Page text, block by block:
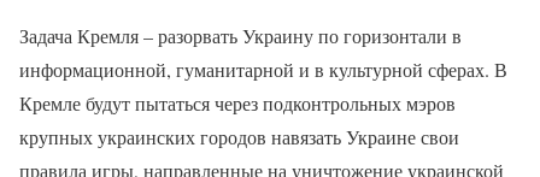
Задача Кремля – разорвать Украину по горизонтали в
информационной, гуманитарной и в культурной сферах. В
Кремле будут пытаться через подконтрольных мэров
крупных украинских городов навязать Украине свои
правила игры, направленные на уничтожение украинской